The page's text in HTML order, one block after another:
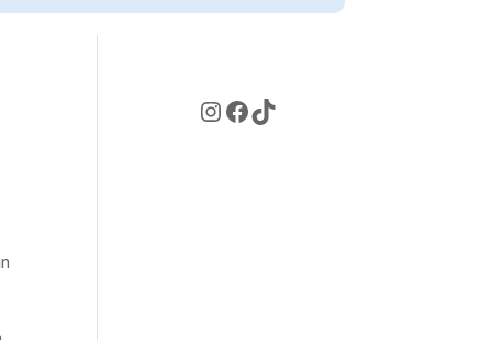
Instagram
Facebook
TikTok